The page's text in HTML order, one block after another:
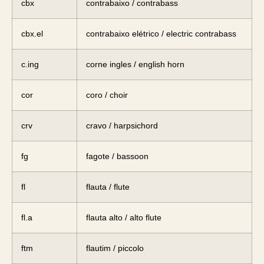
cbx contrabaixo / contrabass
cbx.el contrabaixo elétrico / electric contrabass
c.ing corne ingles / english horn
cor coro / choir
crv cravo / harpsichord
fg fagote / bassoon
fl flauta / flute
fl.a flauta alto / alto flute
ftm flautim / piccolo